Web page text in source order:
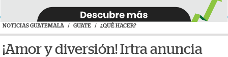
NOTICIAS GUATEMALA / GUATE / ¿QUÉ HACER?
¡Amor y diversión! Irtra anuncia